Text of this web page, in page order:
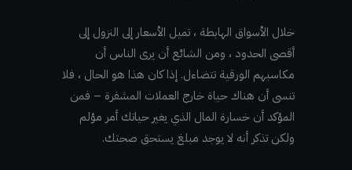
خلال الأسواق الهابطة ، تميل الأسعار إلى النزول إلى
أقصى الحدود ، ومن الشائع أن يرى الناس أن
مكاسبهم الورقية تتضاءل. إذا كان هذا هو الحال ، فلا
تنسى أن هناك حياة خارج العملات المشفرة – فمن
المؤكد أن خسارة المال الذي يغير حياتك أمر مؤلم
ولكن تذكر أنه لا يوجد مبلغ يستحق صحتك.